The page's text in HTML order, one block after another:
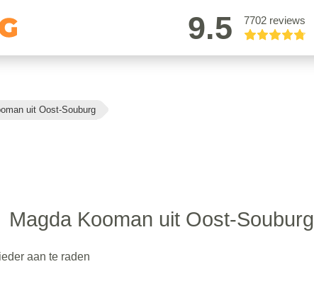
9.5 7702 reviews
uit Oost-Souburg
Magda Kooman uit Oost-Souburg
aan te raden